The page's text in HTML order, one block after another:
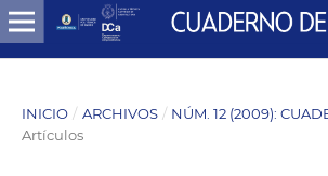
INICIO / ARCHIVOS / NÚM. 12 (2009):
Artículos